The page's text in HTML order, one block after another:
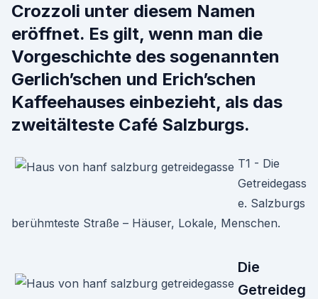
Crozzoli unter diesem Namen
eröffnet. Es gilt, wenn man die
Vorgeschichte des sogenannten
Gerlich’schen und Erich’schen
Kaffeehauses einbezieht, als das
zweitälteste Café Salzburgs.
T1 - Die
Getreidegass
e. Salzburgs
berühmteste Straße – Häuser, Lokale, Menschen.
Die
Getreideg